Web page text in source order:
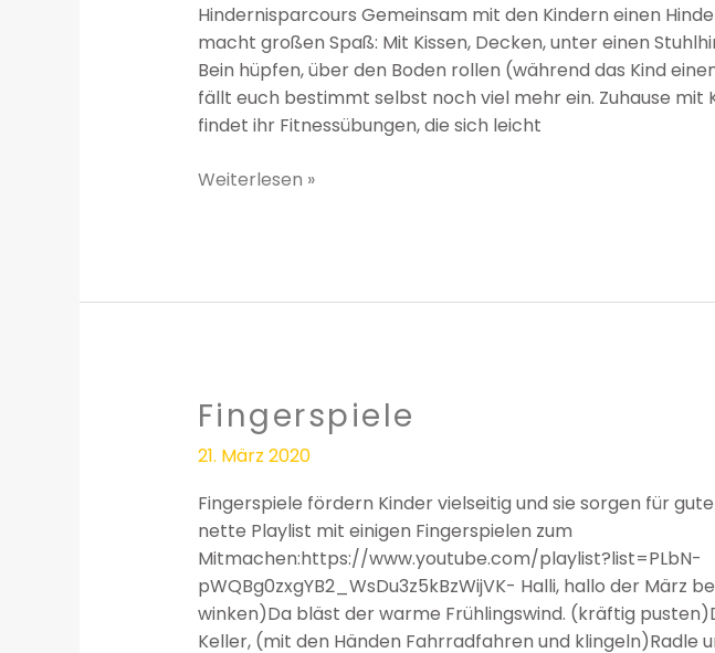
Hindernisparcours Gemeinsam mit den Kindern einen
macht großen Spaß: Mit Kissen, Decken, unter einen
Bein hüpfen, über den Boden rollen (während das Kind
fällt euch bestimmt selbst noch viel mehr ein. Zuhause mit
findet ihr Fitnessübungen, die sich leicht
Weiterlesen »
Fingerspiele
21. März 2020
Fingerspiele fördern Kinder vielseitig und sie sorgen für
nette Playlist mit einigen Fingerspielen zum
Mitmachen:https://www.youtube.com/playlist?list=PLbN-
pWQBg0zxgYB2_WsDu3z5kBzWijVK- Halli, hallo der März
winken)Da bläst der warme Frühlingswind. (kräftig
Keller, (mit den Händen Fahrradfahren und klingeln)Radle
Fingerspiele